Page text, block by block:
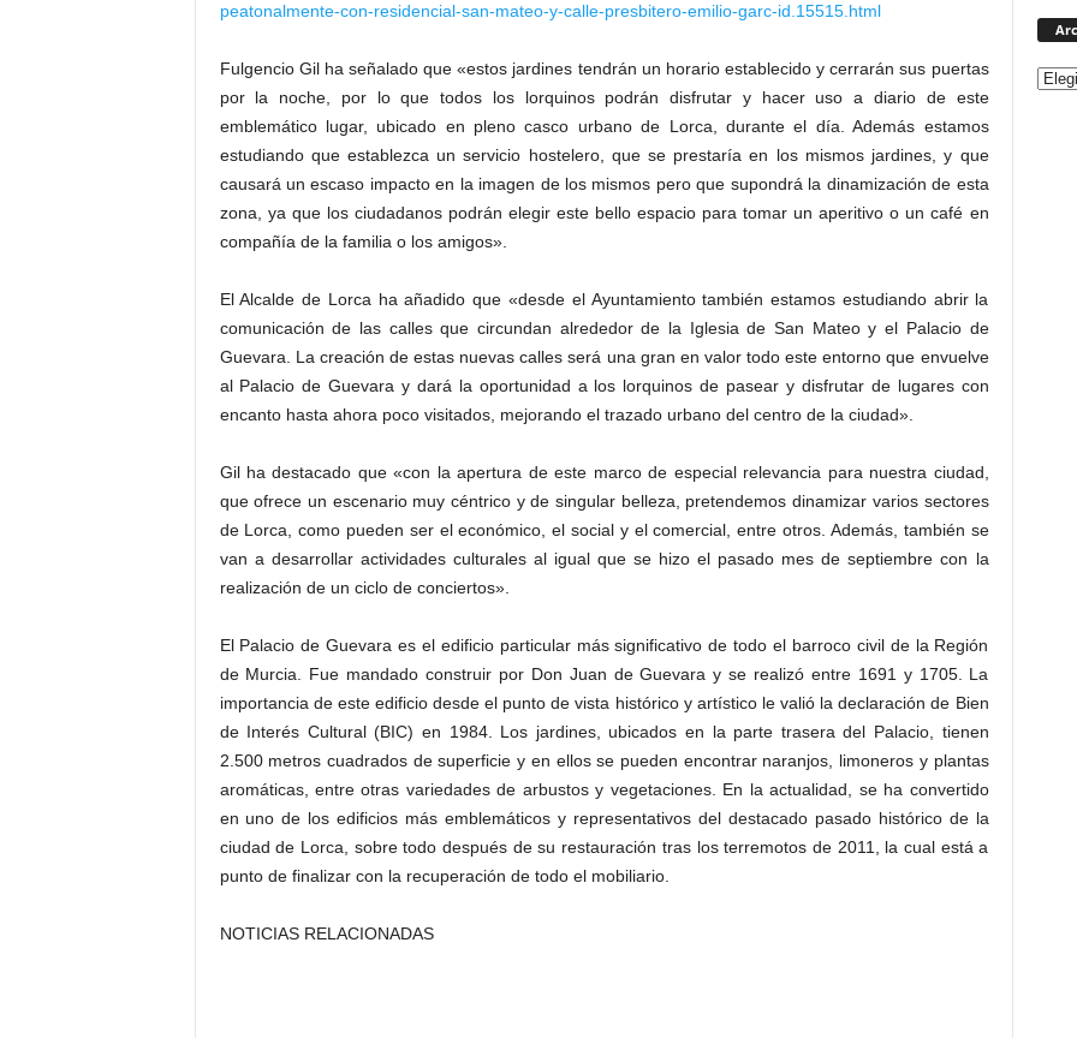
peatonalmente-con-residencial-san-mateo-y-calle-presbitero-emilio-garc-id.15515.html
Fulgencio Gil ha señalado que «estos jardines tendrán un horario establecido y cerrarán sus puertas
por la noche, por lo que todos los lorquinos podrán disfrutar y hacer uso a diario de este
emblemático lugar, ubicado en pleno casco urbano de Lorca, durante el día. Además estamos
estudiando que establezca un servicio hostelero, que se prestaría en los mismos jardines, y que
causará un escaso impacto en la imagen de los mismos pero que supondrá la dinamización de esta
zona, ya que los ciudadanos podrán elegir este bello espacio para tomar un aperitivo o un café en
compañía de la familia o los amigos».
El Alcalde de Lorca ha añadido que «desde el Ayuntamiento también estamos estudiando abrir la
comunicación de las calles que circundan alrededor de la Iglesia de San Mateo y el Palacio de
Guevara. La creación de estas nuevas calles será una gran en valor todo este entorno que envuelve
al Palacio de Guevara y dará la oportunidad a los lorquinos de pasear y disfrutar de lugares con
encanto hasta ahora poco visitados, mejorando el trazado urbano del centro de la ciudad».
Gil ha destacado que «con la apertura de este marco de especial relevancia para nuestra ciudad,
que ofrece un escenario muy céntrico y de singular belleza, pretendemos dinamizar varios sectores
de Lorca, como pueden ser el económico, el social y el comercial, entre otros. Además, también se
van a desarrollar actividades culturales al igual que se hizo el pasado mes de septiembre con la
realización de un ciclo de conciertos».
El Palacio de Guevara es el edificio particular más significativo de todo el barroco civil de la Región
de Murcia. Fue mandado construir por Don Juan de Guevara y se realizó entre 1691 y 1705. La
importancia de este edificio desde el punto de vista histórico y artístico le valió la declaración de Bien
de Interés Cultural (BIC) en 1984. Los jardines, ubicados en la parte trasera del Palacio, tienen
2.500 metros cuadrados de superficie y en ellos se pueden encontrar naranjos, limoneros y plantas
aromáticas, entre otras variedades de arbustos y vegetaciones. En la actualidad, se ha convertido
en uno de los edificios más emblemáticos y representativos del destacado pasado histórico de la
ciudad de Lorca, sobre todo después de su restauración tras los terremotos de 2011, la cual está a
punto de finalizar con la recuperación de todo el mobiliario.
NOTICIAS RELACIONADAS